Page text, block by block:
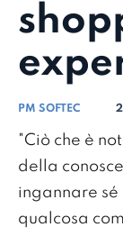
PM SOFTEC
"Ciò che è
della
ingannare
qualcosa